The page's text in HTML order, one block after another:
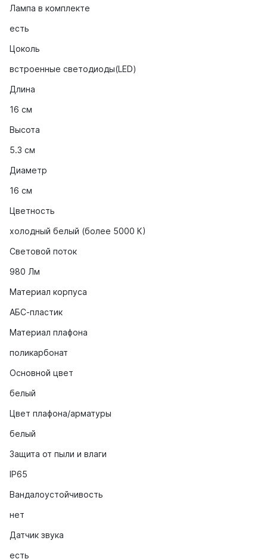
Лампа в комплекте
есть
Цоколь
встроенные светодиоды(LED)
Длина
16 см
Высота
5.3 cм
Диаметр
16 см
Цветность
холодный белый (более 5000 К)
Световой поток
980 Лм
Материал корпуса
АБС-пластик
Материал плафона
поликарбонат
Основной цвет
белый
Цвет плафона/арматуры
белый
Защита от пыли и влаги
IP65
Вандалоустойчивость
нет
Датчик звука
есть